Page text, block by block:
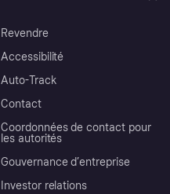
Revendre
Accessibilité
Auto-Track
Contact
Coordonnées de contact pour
les autorités
Gouvernance d’entreprise
Investor relations